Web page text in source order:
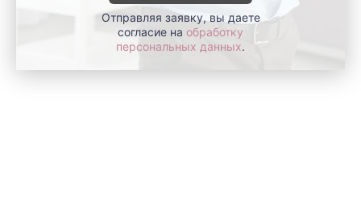
Отправляя заявку, вы даете
согласие на обработку
персональных данных.